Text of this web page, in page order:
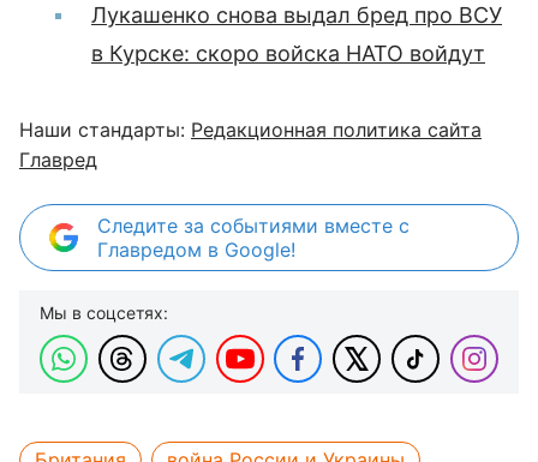
Лукашенко снова выдал бред про ВСУ
в Курске: скоро войска НАТО войдут
Наши стандарты: Редакционная политика сайта
Главред
Следите за событиями вместе с
Главредом в Google!
Мы в соцсетях: